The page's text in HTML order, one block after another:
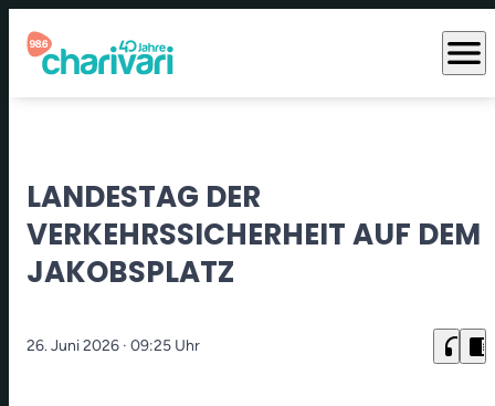
menu
LANDESTAG DER
VERKEHRSSICHERHEIT AUF DEM
JAKOBSPLATZ
26. Juni 2026 · 09:25 Uhr headphones chrome_reader_mode